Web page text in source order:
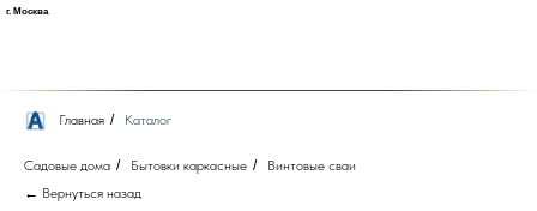
г. Москва
Главная / Каталог
Садовые дома / Бытовки каркасные /
Винтовые сваи
← Вернуться назад